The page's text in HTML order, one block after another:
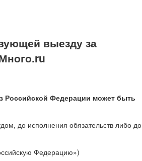
выезду за
Российской Федерации может быть
до исполнения обязательств либо до
Федерацию»)